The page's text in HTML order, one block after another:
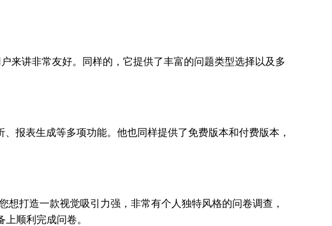
来讲非常友好。同样的，它提供了丰富的问题类型选择以及多
报表生成等多项功能。他也同样提供了免费版本和付费版本，
打造一款视觉吸引力强，非常有个人独特风格的问卷调查，
顺利完成问卷。